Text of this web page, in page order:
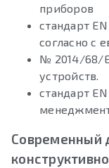
приборов
стандарт
согласно с
№ 2014/68/
устройств.
стандарт
Современный